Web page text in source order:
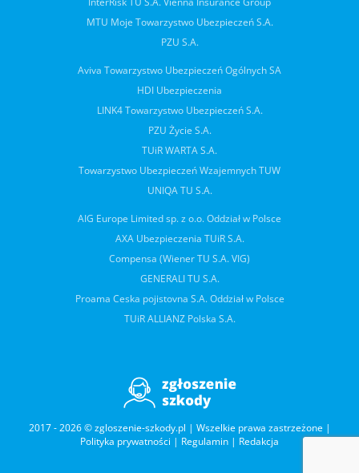
MTU Moje Towarzystwo Ubezpieczeń S.A.
PZU S.A.
Aviva Towarzystwo Ubezpieczeń Ogólnych SA
HDI Ubezpieczenia
LINK4 Towarzystwo Ubezpieczeń S.A.
PZU Życie S.A.
TUiR WARTA S.A.
Towarzystwo Ubezpieczeń Wzajemnych TUW
UNIQA TU S.A.
AIG Europe Limited sp. z o.o. Oddział w Polsce
AXA Ubezpieczenia TUiR S.A.
Compensa (Wiener TU S.A. VIG)
GENERALI TU S.A.
Proama Ceska pojistovna S.A. Oddział w Polsce
TUiR ALLIANZ Polska S.A.
2017 - 2026 © zgloszenie-szkody.pl | Wszelkie prawa zastrzeżone |
Polityka prywatności | Regulamin | Redakcja